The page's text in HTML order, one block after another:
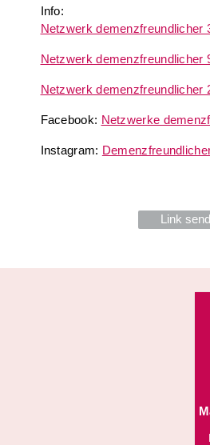
Info:
Netzwerk demenzfreundlicher
Netzwerk demenzfreundlicher
Netzwerk demenzfreundlicher
Facebook: Netzwerke
Instagram:
Link